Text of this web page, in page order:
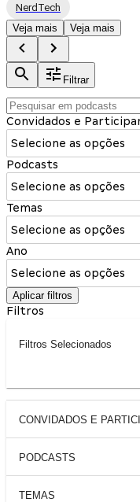
NerdTech
Veja mais
Veja mais
Filtrar
Convidados e
Selecione as opções
Podcasts
Selecione as opções
Temas
Selecione as opções
Ano
Selecione as opções
Aplicar filtros
Filtros
Filtros Selecionados
CONVIDADOS E
PODCASTS
TEMAS